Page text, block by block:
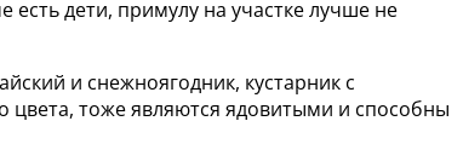
есть дети, примулу на участке лучше не
и снежноягодник, кустарник с
тоже являются ядовитыми и способны